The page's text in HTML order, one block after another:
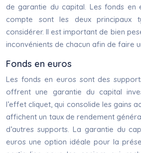
de garantie du capital. Les fonds en
compte sont les deux principaux
considérer. Il est important de bien
inconvénients de chacun afin de faire
Fonds en euros
Les fonds en euros sont des
offrent une garantie du capital
l’effet cliquet, qui consolide les gains
affichent un taux de rendement
d’autres supports. La garantie du
euros une option idéale pour la